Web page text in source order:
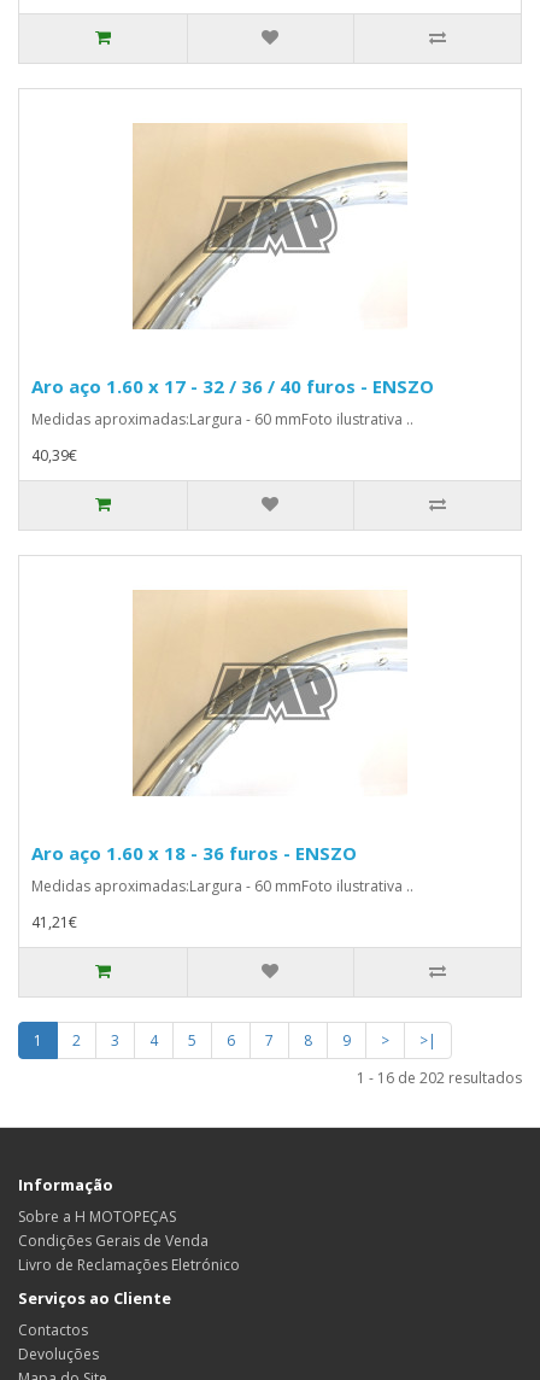
Aro aço 1.60 x 17 - 32 / 36 / 40 furos - ENSZO
Medidas aproximadas:Largura - 60 mmFoto ilustrativa ..
40,39€
Aro aço 1.60 x 18 - 36 furos - ENSZO
Medidas aproximadas:Largura - 60 mmFoto ilustrativa ..
41,21€
1 2 3 4 5 6 7 8 9 >
>|
1 - 16 de 202 resultados
Informação
Sobre a H MOTOPEÇAS
Condições Gerais de Venda
Livro de Reclamações Eletrónico
Serviços ao Cliente
Contactos
Devoluções